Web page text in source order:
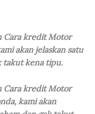
Cara kredit Motor
akan jelaskan satu
takut kena tipu.
Cara kredit Motor
kami akan